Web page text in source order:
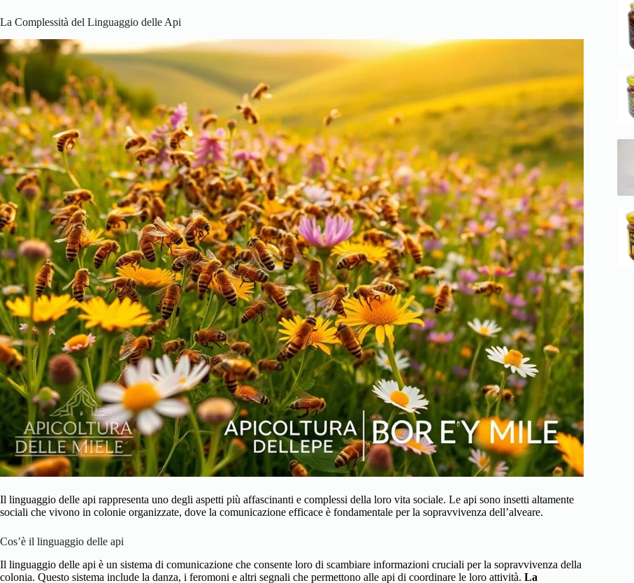
La Complessità del Linguaggio delle Api
Il linguaggio delle api rappresenta uno degli aspetti più affascinanti e complessi della loro vita sociale. Le api sono insetti altamente
sociali che vivono in colonie organizzate, dove la comunicazione efficace è fondamentale per la sopravvivenza dell’alveare.
Cos’è il linguaggio delle api
Il linguaggio delle api è un sistema di comunicazione che consente loro di scambiare informazioni cruciali per la sopravvivenza della
colonia. Questo sistema include la danza, i feromoni e altri segnali che permettono alle api di coordinare le loro attività. La